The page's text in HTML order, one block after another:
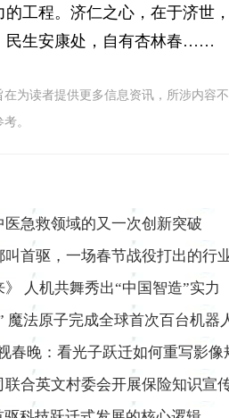
工程。济仁之心，在于济世
民生安康处，自有杏林春……
为读者提供更多信息资讯，所涉内容
。
急救领域的又一次创新突破
首驱，一场春节战役打出的行
人机共舞秀出“中国智造”实力
魔法原子完成全球首次百台机器
春晚：看光子跃迁如何重写影像
合英文村委会开展保险知识宣